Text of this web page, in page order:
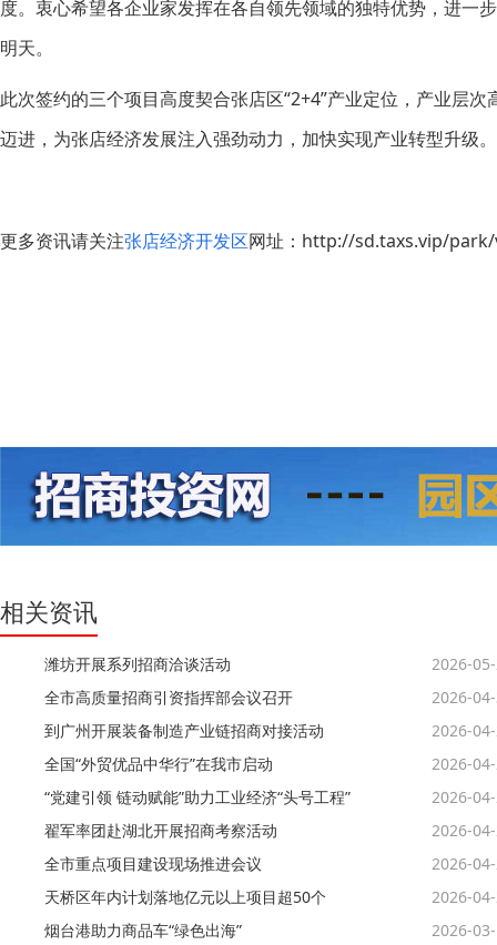
度。衷心希望各企业家发挥在各自领先领域的独特优势，进一
明天。
此次签约的三个项目高度契合张店区“2+4”产业定位，产业层
迈进，为张店经济发展注入强劲动力，加快实现产业转型升级。
更多资讯请关注张店经济开发区网址：http://sd.taxs.vip/
相关资讯
潍坊开展系列招商洽谈活动
2026-
全市高质量招商引资指挥部会议召开
2026-
到广州开展装备制造产业链招商对接活动
2026-
全国“外贸优品中华行”在我市启动
2026-
“党建引领 链动赋能”助力工业经济“头号工程”
2026-
翟军率团赴湖北开展招商考察活动
2026-
全市重点项目建设现场推进会议
2026-
天桥区年内计划落地亿元以上项目超50个
2026-
烟台港助力商品车“绿色出海”
2026-